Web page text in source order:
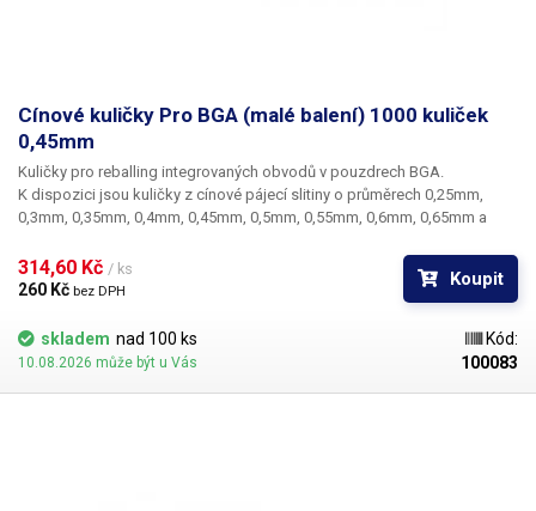
Cínové kuličky Pro BGA (malé balení) 1000 kuliček
0,45mm
Kuličky pro reballing integrovaných obvodů v pouzdrech BGA.
K dispozici jsou kuličky z cínové pájecí slitiny o průměrech 0,25mm,
0,3mm, 0,35mm, 0,4mm, 0,45mm, 0,5mm, 0,55mm, 0,6mm, 0,65mm a
BGA mřížky pro překuličkování. Ampule obsahuje vždy 1000 kusů
kuliček o daném průměru.
314,60 Kč / ks
260 Kč bez DPH
Koupit
skladem nad 100 ks
10.08.2026 může být u Vás
Kód:
100083